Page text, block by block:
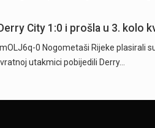
City 1:0 i prošla u 3. kolo
0 Nogometaši Rijeke plasirali
utakmici pobijedili Derry…